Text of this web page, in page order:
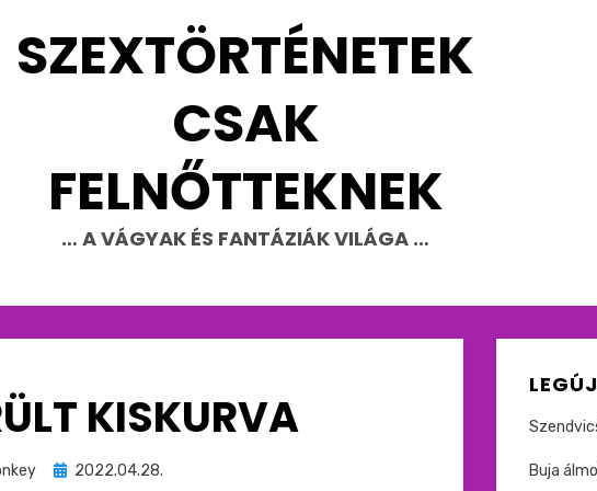
SZEXTÖRTÉNETEK
CSAK
FELNŐTTEKNEK
… A VÁGYAK ÉS FANTÁZIÁK VILÁGA …
KISKURVA
Beküldve
2022.04.28. Buja